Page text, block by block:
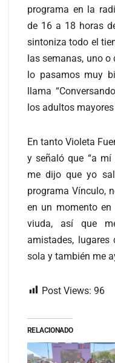
programa en la
de 16 a 18 horas
sintoniza todo el
las semanas, uno
lo pasamos muy
llama
los adultos
En tanto Violeta
y señaló que “a
me dijo que yo
programa Vínculo,
en un momento
viuda, así que
amistades,
sola y también me
Post Views: 96
RELACIONADO